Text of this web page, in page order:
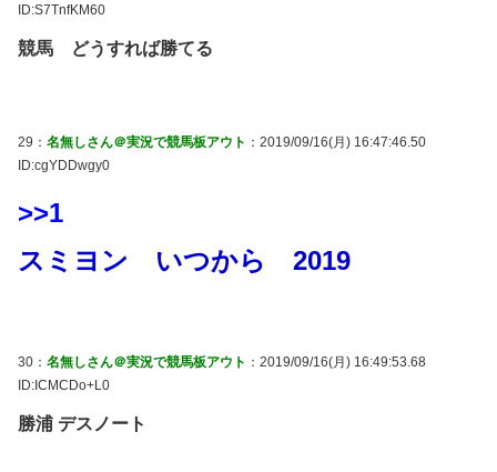
ID:S7TnfKM60
競馬 どうすれば勝てる
29： 名無しさん＠実況で競馬板アウト ：2019/09/16(月) 16:47:46.50
ID:cgYDDwgy0
>>1
スミヨン いつから 2019
30： 名無しさん＠実況で競馬板アウト ：2019/09/16(月) 16:49:53.68
ID:ICMCDo+L0
勝浦 デスノート